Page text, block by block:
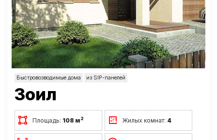
Быстровозводимые дома из SIP-панелей
Зоил
Площадь: 108 м2 Жилых комнат: 4